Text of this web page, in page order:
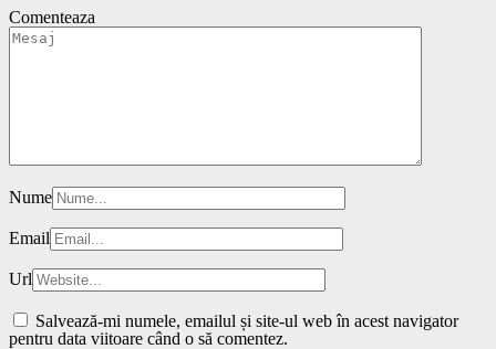
Comenteaza
Nume
Email
Url
Salvează-mi numele, emailul și site-ul web în acest navigator
pentru data viitoare când o să comentez.